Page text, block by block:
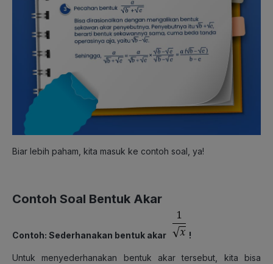
Biar lebih paham, kita masuk ke contoh soal, ya!
Contoh Soal Bentuk Akar
Contoh: Sederhanakan bentuk akar !
Untuk menyederhanakan bentuk akar tersebut, kita bisa